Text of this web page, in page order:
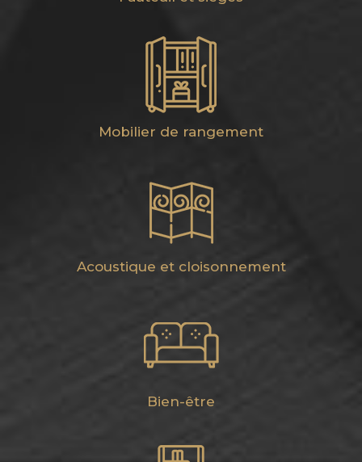
Mobilier de rangement
Acoustique et cloisonnement
Bien-être